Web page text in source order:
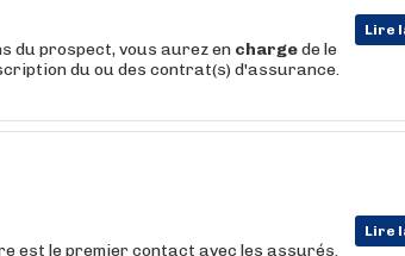
Lire
du prospect, vous aurez en chargede le
du ou des contrat(s) d'assurance.
Lire
est le premier contact avec les assurés.